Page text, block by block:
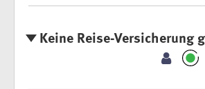
Keine Reise-Versicherung